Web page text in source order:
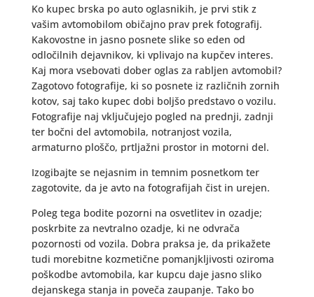
Ko kupec brska po auto oglasnikih, je prvi stik z
vašim avtomobilom običajno prav prek fotografij.
Kakovostne in jasno posnete slike so eden od
odločilnih dejavnikov, ki vplivajo na kupčev interes.
Kaj mora vsebovati dober oglas za rabljen avtomobil?
Zagotovo fotografije, ki so posnete iz različnih zornih
kotov, saj tako kupec dobi boljšo predstavo o vozilu.
Fotografije naj vključujejo pogled na prednji, zadnji
ter bočni del avtomobila, notranjost vozila,
armaturno ploščo, prtljažni prostor in motorni del.
Izogibajte se nejasnim in temnim posnetkom ter
zagotovite, da je avto na fotografijah čist in urejen.
Poleg tega bodite pozorni na osvetlitev in ozadje;
poskrbite za nevtralno ozadje, ki ne odvrača
pozornosti od vozila. Dobra praksa je, da prikažete
tudi morebitne kozmetične pomanjkljivosti oziroma
poškodbe avtomobila, kar kupcu daje jasno sliko
dejanskega stanja in poveča zaupanje. Tako bo